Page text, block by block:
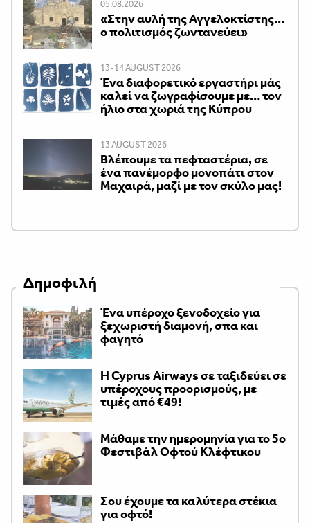
05.08.2026
«Στην αυλή της Αγγελοκτίστης…
ο πολιτισμός ζωντανεύει»
13-14 AUGUST 2026
Ένα διαφορετικό εργαστήρι μάς
καλεί να ζωγραφίσουμε με… τον
ήλιο στα χωριά της Κύπρου
13 AUGUST 2026
Βλέπουμε τα πεφταστέρια, σε
ένα πανέμορφο μονοπάτι στον
Μαχαιρά, μαζί με τον σκύλο μας!
Δημοφιλή
Ένα υπέροχο ξενοδοχείο για
ξεχωριστή διαμονή, σπα και
φαγητό
H Cyprus Airways σε ταξιδεύει σε
υπέροχους προορισμούς, με
τιμές από €49!
Μάθαμε την ημερομηνία για το 5ο
Φεστιβάλ Οφτού Κλέφτικου
Σου έχουμε τα καλύτερα στέκια
για οφτό!